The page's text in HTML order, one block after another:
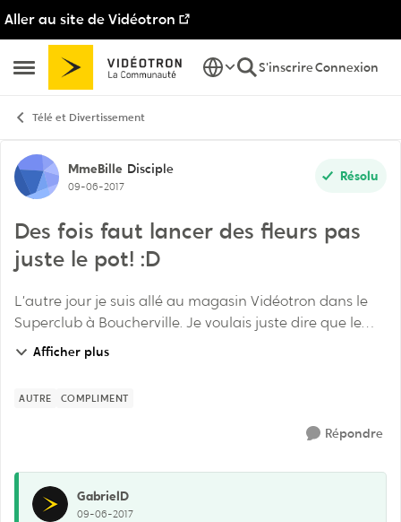
Aller au site de Vidéotron
Ouvrir Menu Latéral
Passer au contenu
S'inscrireConnexion
Télé et Divertissement
Discussion de forum
MmeBille Disciple
09-06-2017
Résolu
Des fois faut lancer des fleurs pas
juste le pot! :D
L’autre jour je suis allé au magasin Vidéotron dans le
Superclub à Boucherville. Je voulais juste dire que le
gars qui m’a servi était vraiment cool. Moi qui est
Afficher plus
AUTRE COMPLIMENT
Répondre
GabrielD
09-06-2017